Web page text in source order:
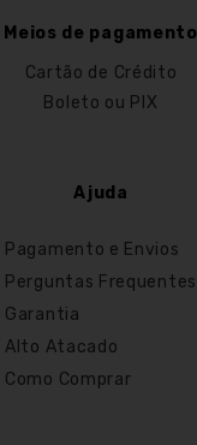
Meios de pagamento
Cartão de Crédito
Boleto ou PIX
Ajuda
Pagamento e Envios
Perguntas Frequentes
Garantia
Alto Atacado
Como Comprar